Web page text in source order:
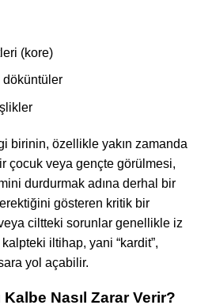
(kore)
birinin, özellikle yakın zamanda
çocuk veya gençte görülmesi,
durdurmak adına derhal bir
gösteren kritik bir
ciltteki sorunlar genellikle iz
iltihap, yani “kardit”,
yol açabilir.
Nasıl Zarar Verir?